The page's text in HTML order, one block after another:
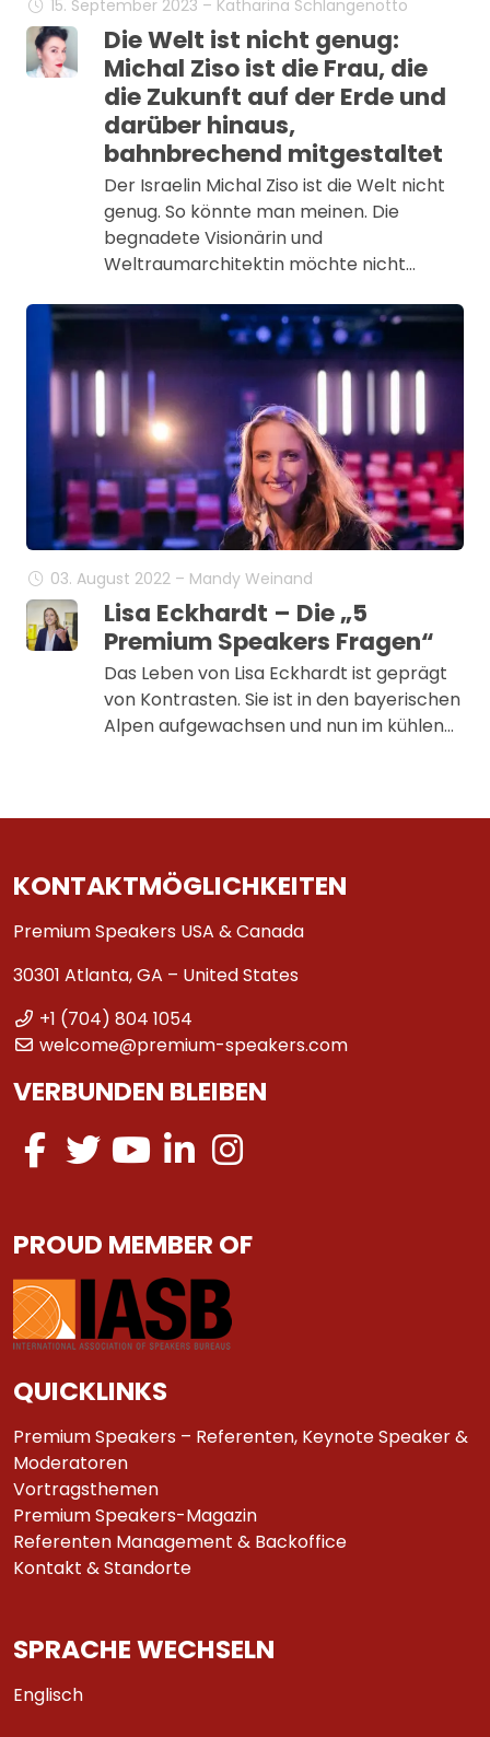
15. September 2023 – Katharina Schlangenotto
Die Welt ist nicht genug:
Michal Ziso ist die Frau, die
die Zukunft auf der Erde und
darüber hinaus,
bahnbrechend mitgestaltet
Der Israelin Michal Ziso ist die Welt nicht
genug. So könnte man meinen. Die
begnadete Visionärin und
Weltraumarchitektin möchte nicht…
03. August 2022 – Mandy Weinand
Lisa Eckhardt – Die „5
Premium Speakers Fragen“
Das Leben von Lisa Eckhardt ist geprägt
von Kontrasten. Sie ist in den bayerischen
Alpen aufgewachsen und nun im kühlen…
KONTAKTMÖGLICHKEITEN
Premium Speakers USA & Canada
30301 Atlanta, GA – United States
+1 (704) 804 1054
welcome@premium-speakers.com
VERBUNDEN BLEIBEN
PROUD MEMBER OF
QUICKLINKS
Premium Speakers – Referenten, Keynote Speaker &
Moderatoren
Vortragsthemen
Premium Speakers-Magazin
Referenten Management & Backoffice
Kontakt & Standorte
SPRACHE WECHSELN
Englisch